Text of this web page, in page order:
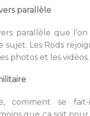
parallèle
parallèle que
sujet. Les Rods
photos et les vidéos.
comment se